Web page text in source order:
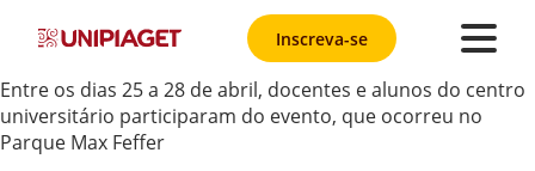
Inscreva-se
Entre os dias 25 a 28 de abril, docentes e alunos do centro
universitário participaram do evento, que ocorreu no
Parque Max Feffer